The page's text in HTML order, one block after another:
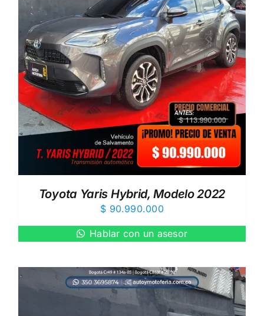
Toyota Yaris Hybrid, Modelo 2022
$ 90.990.000
Hablar con un asesor